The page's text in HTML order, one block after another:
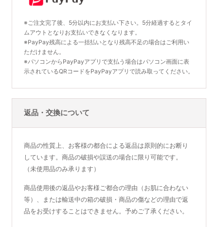
※ご注文完了後、5分以内にお支払い下さい。5分経過するとタイ
ムアウトとなりお支払いできなくなります。
※PayPay残高による一括払いとなり残高不足の場合はご利用い
ただけません。
※パソコンからPayPayアプリで支払う場合はパソコン画面に表
示されているQRコードをPayPayアプリで読み取ってください。
返品・交換について
商品の性質上、お客様の都合による返品は原則的にお断り
しています。商品の破損や誤送の場合に限り可能です。
（未使用品のみ承ります）
商品使用後の返品やお客様ご都合の理由（お肌に合わない
等）、または輸送中の箱の破損・商品の傷などの理由で返
品をお受けすることはできません。予めご了承ください。